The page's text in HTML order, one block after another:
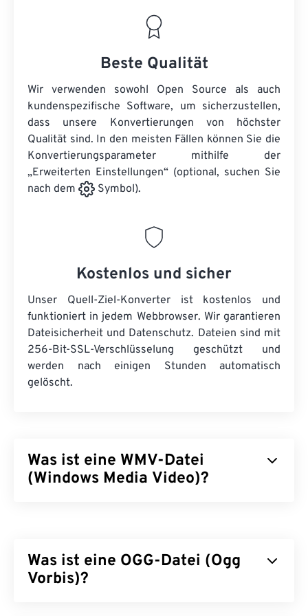
Beste Qualität
Wir verwenden sowohl Open Source als auch
kundenspezifische Software, um sicherzustellen,
dass unsere Konvertierungen von höchster
Qualität sind. In den meisten Fällen können Sie die
Konvertierungsparameter mithilfe der
„Erweiterten Einstellungen“ (optional, suchen Sie
nach dem
Symbol).
Kostenlos und sicher
Unser Quell-Ziel-Konverter ist kostenlos und
funktioniert in jedem Webbrowser. Wir garantieren
Dateisicherheit und Datenschutz. Dateien sind mit
256-Bit-SSL-Verschlüsselung geschützt und
werden nach einigen Stunden automatisch
gelöscht.
Was ist eine WMV-Datei
(Windows Media Video)?
wodurch eine einfach zu verwaltende Datei
entsteht, die die Videoqualität beibehält. WMV-
Was ist eine OGG-Datei (Ogg
Vorbis)?